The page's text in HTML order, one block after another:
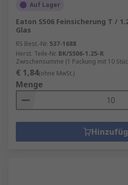
Auf Lager
Eaton S506 Feinsicherung T /
Glas
RS Best.-Nr. 537-1688
Herst. Teile-Nr. BK/S506-1.25-R
Zwischensumme (1 Packung mit 10
€ 1,84(ohne MwSt.)
Menge